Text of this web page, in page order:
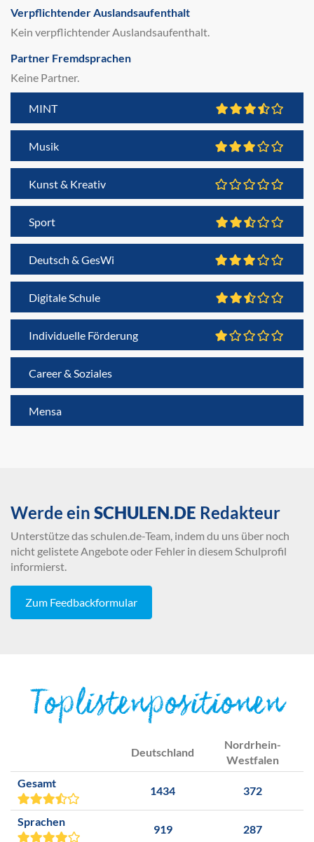
Verpflichtender Auslandsaufenthalt
Kein verpflichtender Auslandsaufenthalt.
Partner Fremdsprachen
Keine Partner.
MINT
Musik
Kunst & Kreativ
Sport
Deutsch & GesWi
Digitale Schule
Individuelle Förderung
Career & Soziales
Mensa
Werde ein SCHULEN.DE Redakteur
Unterstütze das schulen.de-Team, indem du uns über noch
nicht gelistete Angebote oder Fehler in diesem Schulprofil
informierst.
Zum Feedbackformular
Toplistenpositionen
Deutschland
Nordrhein-
Westfalen
Gesamt
1434 372
Sprachen
919 287